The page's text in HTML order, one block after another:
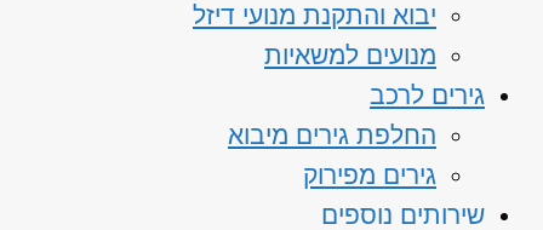
יבוא והתקנת מנועי דיזל
מנועים למשאיות
גירים לרכב
החלפת גירים מיבוא
גירים מפירוק
שירותים נוספים